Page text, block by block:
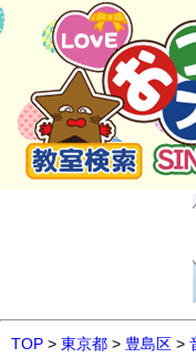
TOP > 東京都 > 豊島区 >